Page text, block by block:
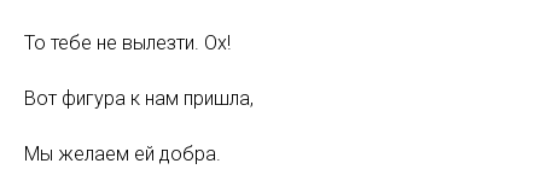
То тебе не вылезти. Ох!
Вот фигура к нам пришла,
Мы желаем ей добра.